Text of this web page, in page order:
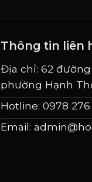
Thông tin liên
Địa chỉ: 62 đường
phường Hạnh
Hotline: 0978 276
Email: